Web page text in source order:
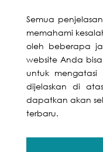
Semua
memahami
oleh beberapa
website Anda
untuk mengatasi
dijelaskan di
dapatkan akan
terbaru.